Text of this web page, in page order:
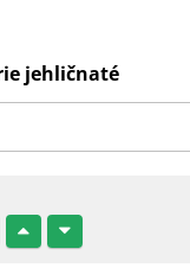
ks řízků)
+ 3000 Kč
+ DPH
na dotaz
jehličnaté